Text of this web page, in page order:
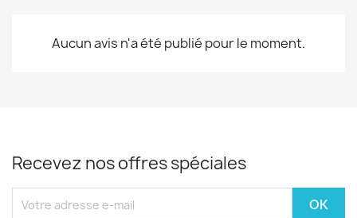
Aucun avis n'a été publié pour le moment.
Recevez nos offres spéciales